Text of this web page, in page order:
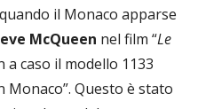
il Monaco apparse
McQueen nel film “Le
a caso il modello 1133
Monaco”. Questo è stato